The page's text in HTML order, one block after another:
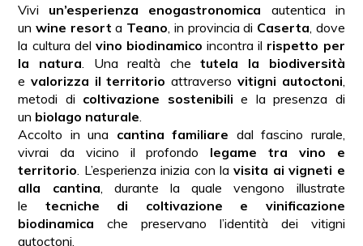
Vivi un’esperienza enogastronomica autentica in
unwine resort a Teano , in provincia di Caserta , dove
la cultura del vino biodinamico incontra il rispetto per
la natura . Una realtà chetutela la biodiversità
evalorizza il territorio attraverso vitigni autoctoni
metodi di coltivazione sostenibili e la presenza di
un biolago naturale
Accolto in una cantina familiare dal fascino rurale,
vivrai da vicino il profondo legame tra vino e
territorio . L’esperienza inizia con lavisita ai vigneti e
alla cantina , durante la quale vengono illustrate
le tecniche di coltivazione e vinificazione
biodinamica che preservano l’identità dei vitigni
autoctoni.